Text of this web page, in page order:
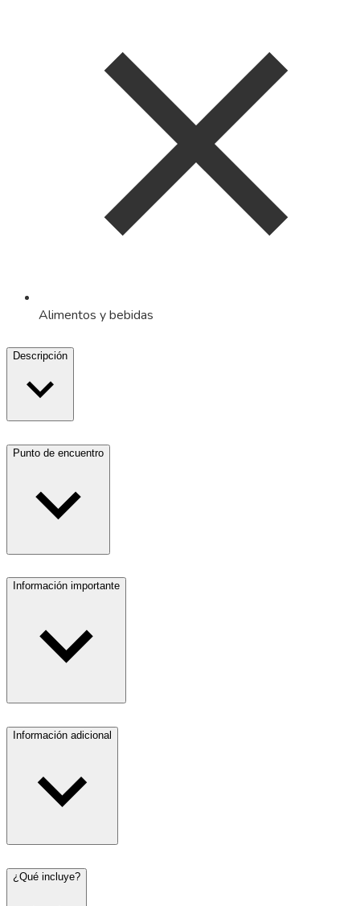
Alimentos y bebidas
Descripción
Punto de encuentro
Información importante
Información adicional
¿Qué incluye?